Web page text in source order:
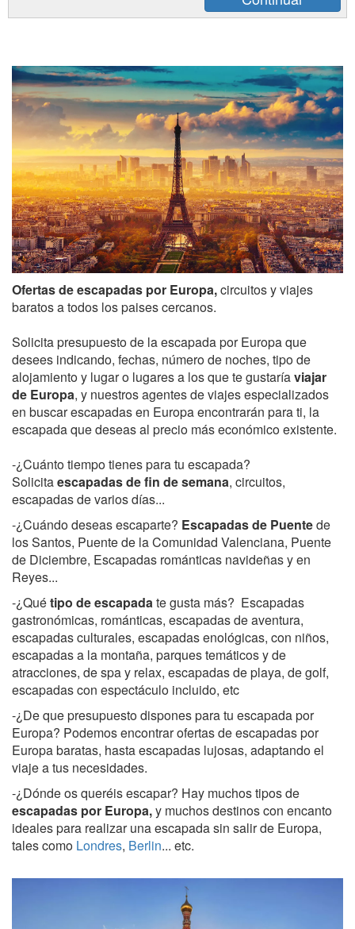
Ofertas de escapadas por Europa,circuitos y viajes
baratos a todos los paises cercanos.
Solicita presupuesto de la escapada por Europa que
desees indicando, fechas, número de noches, tipo de
alojamiento y lugar o lugares a los que te gustaríaviajar
de Europa, y nuestros agentes de viajes especializados
en buscar escapadas en Europa encontrarán para ti, la
escapada que deseas al precio más económico existente.
-¿Cuánto tiempo tienes para tu escapada?
Solicitaescapadas de fin de semana, circuitos,
escapadas de varios días...
-¿Cuándo deseas escaparte? Escapadas de Puentede
los Santos, Puente de la Comunidad Valenciana, Puente
de Diciembre, Escapadas románticas navideñas y en
Reyes...
-¿Quétipo de escapadate gusta más? Escapadas
gastronómicas, románticas, escapadas de aventura,
escapadas culturales, escapadas enológicas, con niños,
escapadas a la montaña, parques temáticos y de
atracciones, de spa y relax, escapadas de playa, de golf,
escapadas con espectáculo incluido, etc
-¿De que presupuesto dispones para tu escapada por
Europa? Podemos encontrar ofertas de escapadas por
Europa baratas, hasta escapadas lujosas, adaptando el
viaje a tus necesidades.
-¿Dónde os queréis escapar? Hay muchos tipos de
escapadas por Europa,y muchos destinos con encanto
ideales para realizar una escapada sin salir de Europa,
tales como Londres, Berlin... etc.